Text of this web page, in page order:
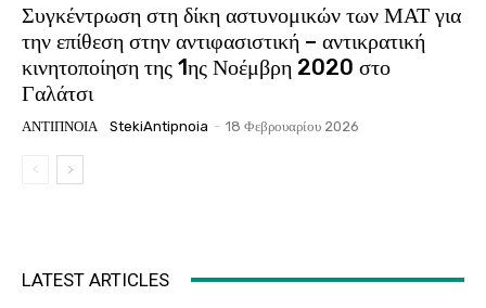
Συγκέντρωση στη δίκη αστυνομικών των ΜΑΤ για
την επίθεση στην αντιφασιστική – αντικρατική
κινητοποίηση της 1ης Νοέμβρη 2020 στο
Γαλάτσι
ΑΝΤΊΠΝΟΙΑ StekiAntipnoia - 18 Φεβρουαρίου 2026
LATEST ARTICLES